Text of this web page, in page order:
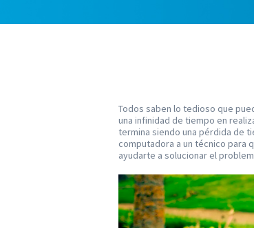
Todos saben lo tedioso que
una infinidad de tiempo en
termina siendo una pérdida de
computadora a un técnico para
ayudarte a solucionar el